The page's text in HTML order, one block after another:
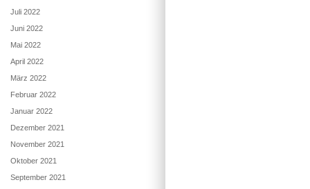
Juli 2022
Juni 2022
Mai 2022
April 2022
März 2022
Februar 2022
Januar 2022
Dezember 2021
November 2021
Oktober 2021
September 2021